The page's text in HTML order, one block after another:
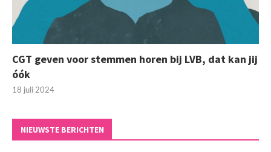
CGT geven voor stemmen horen bij LVB, dat kan jij
óók
18 juli 2024
NIEUWSTE BERICHTEN